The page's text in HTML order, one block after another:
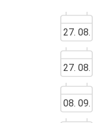
27. 08.
27. 08.
08. 09.